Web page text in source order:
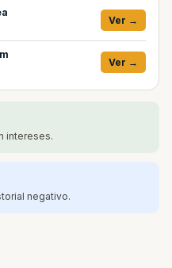
Ver →
Ver →
intereses.
negativo.